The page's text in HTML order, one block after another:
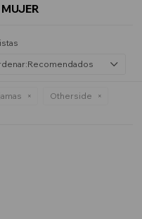
Recomendados
Otherside